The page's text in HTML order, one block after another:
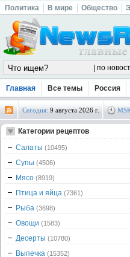
Политика В мире Общество
Главная Все темы Россия
Сегодня: 9 августа 2026 г.
Категории рецептов
Салаты (10495)
Супы (4506)
Мясо (8919)
Птица и яйца (7361)
Рыба (3698)
Овощи (1583)
Десерты (10780)
Выпечка (15352)